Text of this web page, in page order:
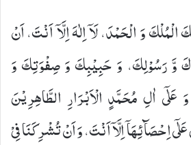
وَ الْحَمْدَ، لَاۤ اِلٰهَ اِلَّاۤ اَنْتَ، اَنْ
وَّ رَسُوْلِكَ، وَ حَبِیْبِكَ وَ صِفْوَتِكَ وَ
اٰلِ مُحَمَّدٍ الْاَبْرَارِ الطَّاهِرِیْنَ
اِحْصَآئِهَاۤ اِلَّاۤ اَنْتَ، وَ اَنْ تُشْرِكَنَا فِیْ